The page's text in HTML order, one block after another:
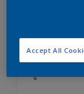
Accept All